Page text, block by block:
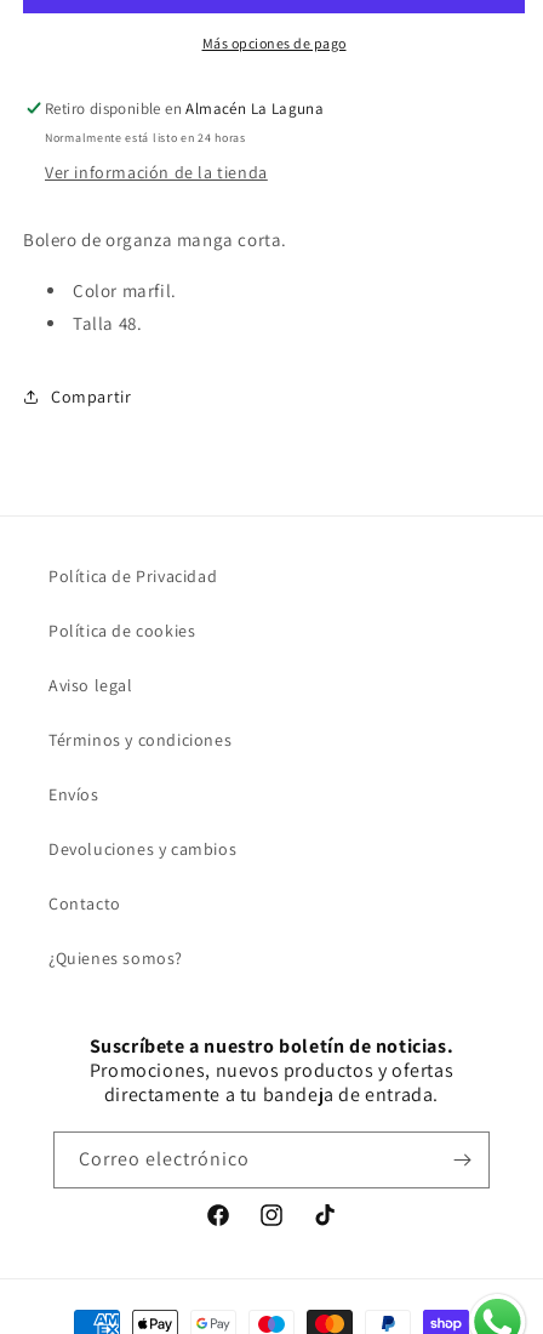
Más opciones de pago
Retiro disponible enAlmacén La Laguna
Normalmente está listo en 24 horas
Ver información de la tienda
Bolero de organza manga corta.
Color marfil.
Talla 48.
Compartir
Política de Privacidad
Política de cookies
Aviso legal
Términos y condiciones
Envíos
Devoluciones y cambios
Contacto
¿Quienes somos?
Suscríbete a nuestro boletín de noticias.
Promociones, nuevos productos y ofertas
directamente a tu bandeja de entrada.
Correo electrónico
FacebookInstagramTikTok
Formas